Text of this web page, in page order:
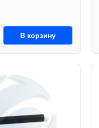
В корзину